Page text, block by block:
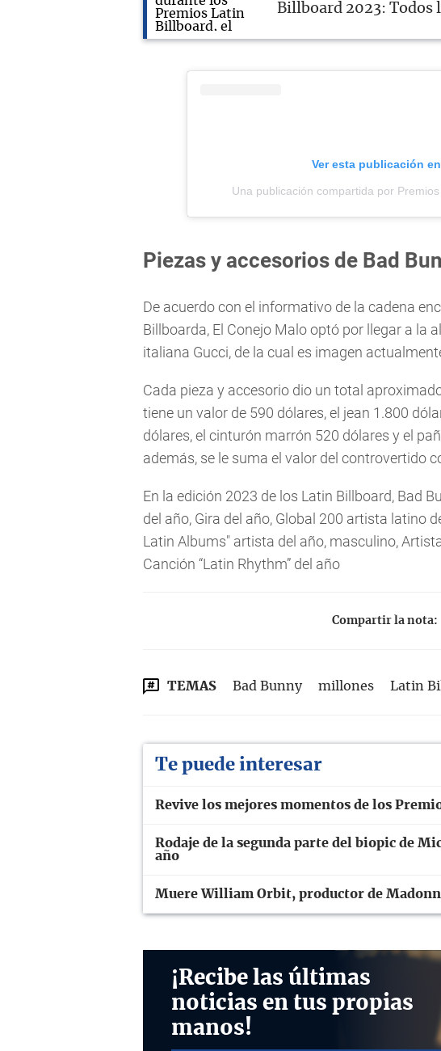
Billboard 2023: Todos
Ver esta publicación
Una publicación compartida por
Piezas y accesorios de Bad
De acuerdo con el informativo de la cadena
Billboarda, El Conejo Malo optó por llegar a la
italiana Gucci, de la cual es imagen
Cada pieza y accesorio dio un total
tiene un valor de 590 dólares, el jean 1.800
dólares, el cinturón marrón 520 dólares y el
además, se le suma el valor del controvertido
En la edición 2023 de los Latin Billboard, Bad
del año, Gira del año, Global 200 artista latino
Latin Albums" artista del año, masculino,
Canción “Latin Rhythm” del año
Compartir la nota:
TEMAS Bad Bunny millones Latin
Te puede interesar
Revive los mejores momentos de los
Rodaje de la segunda parte del biopic de
año
Muere William Orbit, productor de
¡Recibe las últimas
noticias en tus propias
manos!